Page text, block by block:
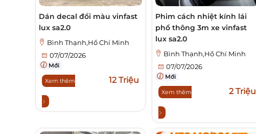
Dán decal đổi màu vinfast
lux sa2.0
Bình Thạnh,Hồ Chí Minh
07/07/2026
Mới
Xem thêm 12 Triệu
Phim cách nhiệt kính lái
phổ thông 3m xe vinfast
lux sa2.0
Bình Thạnh,Hồ Chí Minh
07/07/2026
Mới
Xem thêm 2 Triệu